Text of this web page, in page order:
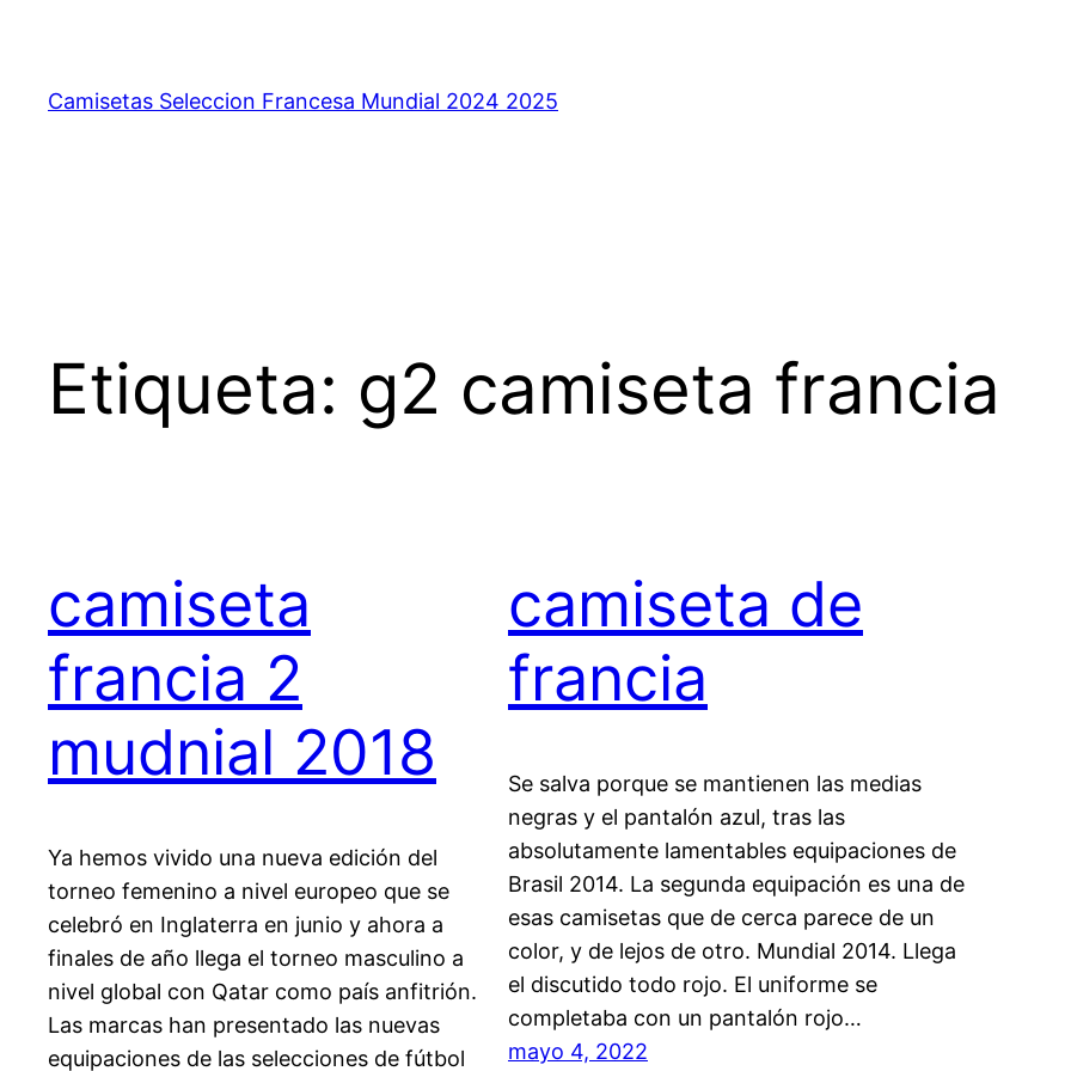
contenido
Camisetas Seleccion Francesa Mundial 2024 2025
Etiqueta: g2 camiseta francia
camiseta
francia 2
mudnial 2018
Ya hemos vivido una nueva edición del
torneo femenino a nivel europeo que se
celebró en Inglaterra en junio y ahora a
finales de año llega el torneo masculino a
nivel global con Qatar como país anfitrión.
Las marcas han presentado las nuevas
equipaciones de las selecciones de fútbol
camiseta de
francia
Se salva porque se mantienen las medias
negras y el pantalón azul, tras las
absolutamente lamentables equipaciones de
Brasil 2014. La segunda equipación es una de
esas camisetas que de cerca parece de un
color, y de lejos de otro. Mundial 2014. Llega
el discutido todo rojo. El uniforme se
completaba con un pantalón rojo…
mayo 4, 2022